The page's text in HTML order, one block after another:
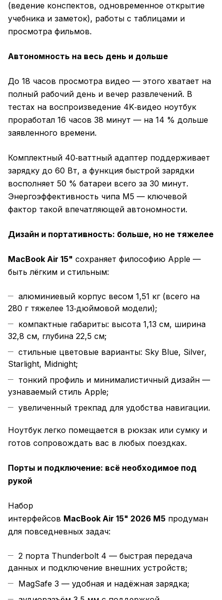
(ведение конспектов, одновременное открытие
учебника и заметок), работы с таблицами и
просмотра фильмов.
Автономность на весь день и дольше
До 18 часов просмотра видео — этого хватает на
полный рабочий день и вечер развлечений. В
тестах на воспроизведение 4K‑видео ноутбук
проработал 16 часов 38 минут — на 14 % дольше
заявленного времени.
Комплектный 40‑ваттный адаптер поддерживает
зарядку до 60 Вт, а функция быстрой зарядки
восполняет 50 % батареи всего за 30 минут.
Энергоэффективность чипа M5 — ключевой
фактор такой впечатляющей автономности.
Дизайн и портативность: больше, но не тяжелее
MacBook Air 15" сохраняет философию Apple —
быть лёгким и стильным:
алюминиевый корпус весом 1,51 кг (всего на
280 г тяжелее 13‑дюймовой модели);
компактные габариты: высота 1,13 см, ширина
32,8 см, глубина 22,5 см;
стильные цветовые варианты: Sky Blue, Silver,
Starlight, Midnight;
тонкий профиль и минималистичный дизайн —
узнаваемый стиль Apple;
увеличенный трекпад для удобства навигации.
Ноутбук легко помещается в рюкзак или сумку и
готов сопровождать вас в любых поездках.
Порты и подключение: всё необходимое под
рукой
Набор
интерфейсов MacBook Air 15" 2026 M5 продуман
для повседневных задач:
2 порта Thunderbolt 4 — быстрая передача
данных и подключение внешних устройств;
MagSafe 3 — удобная и надёжная зарядка;